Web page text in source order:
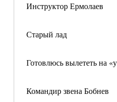
Инструктор Ермолаев
Старый лад
Готовлюсь вылететь на
Командир звена Бобнев